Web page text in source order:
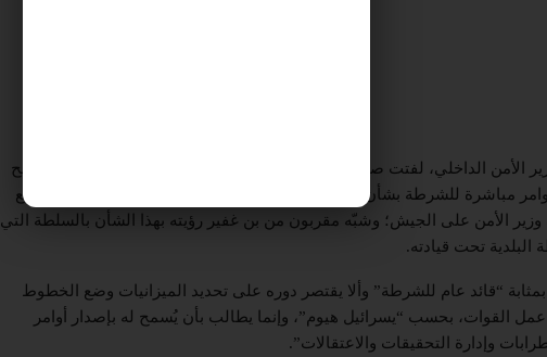
الأمن الداخلي، لفتت صحيفة “يسرائيل هيوم” إلى أن بن غفير يرى ضرورة منح
مباشرة للشرطة بشأن تنفيذ اعتقالات أو نشر قوات أو التعامل بطريقة ما مع
الأمن على الجيش؛ وشبّه مقربون من بن غفير رؤيته بهذا الشأن بالسلطة التي
تحت قيادته.
“قائد عام للشرطة” وألا يقتصر دوره على تحديد الميزانيات وضع الخطوط
عمل القوات، بحسب “يسرائيل هيوم”، وإنما يطالب بأن يُسمح له بإصدار أوامر
وإدارة التحقيقات والاعتقالات”.